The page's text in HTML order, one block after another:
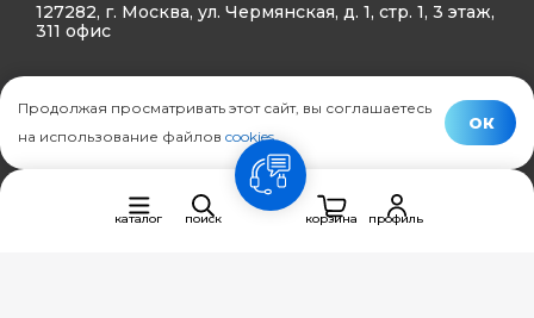
127282, г. Москва, ул. Чермянская, д. 1, стр. 1, 3 этаж,
311 офис
Политика конфиденциальности
© Ifreez - продажа и установка климатической техники,
каталог поиск
связь
корзина
профиль
Продолжая просматривать этот сайт, вы соглашаетесь
на использование файлов cookies.
ОК